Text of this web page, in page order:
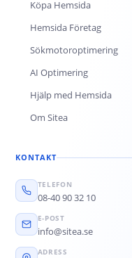
Köpa Hemsida
Hemsida Företag
Sökmotoroptimering
AI Optimering
Hjälp med Hemsida
Om Sitea
KONTAKT
TELEFON
08-40 90 32 10
E-POST
info@sitea.se
ADRESS